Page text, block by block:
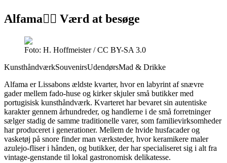
Alfama👍🏼 Værd at besøge
Foto: H. Hoffmeister / CC BY-SA 3.0
KunsthåndværkSouvenirsUdendørsMad & Drikke
Alfama er Lissabons ældste kvarter, hvor en labyrint af snævre
gader mellem fado-huse og kirker skjuler små butikker med
portugisisk kunsthåndværk. Kvarteret har bevaret sin autentiske
karakter gennem århundreder, og handlerne i de små forretninger
sælger stadig de samme traditionelle varer, som familievirksomheder
har produceret i generationer. Mellem de hvide husfacader og
vasketøj på snore finder man værksteder, hvor keramikere maler
azulejo-fliser i hånden, og butikker, der har specialiseret sig i alt fra
vintage-genstande til lokal gastronomisk delikatesse.